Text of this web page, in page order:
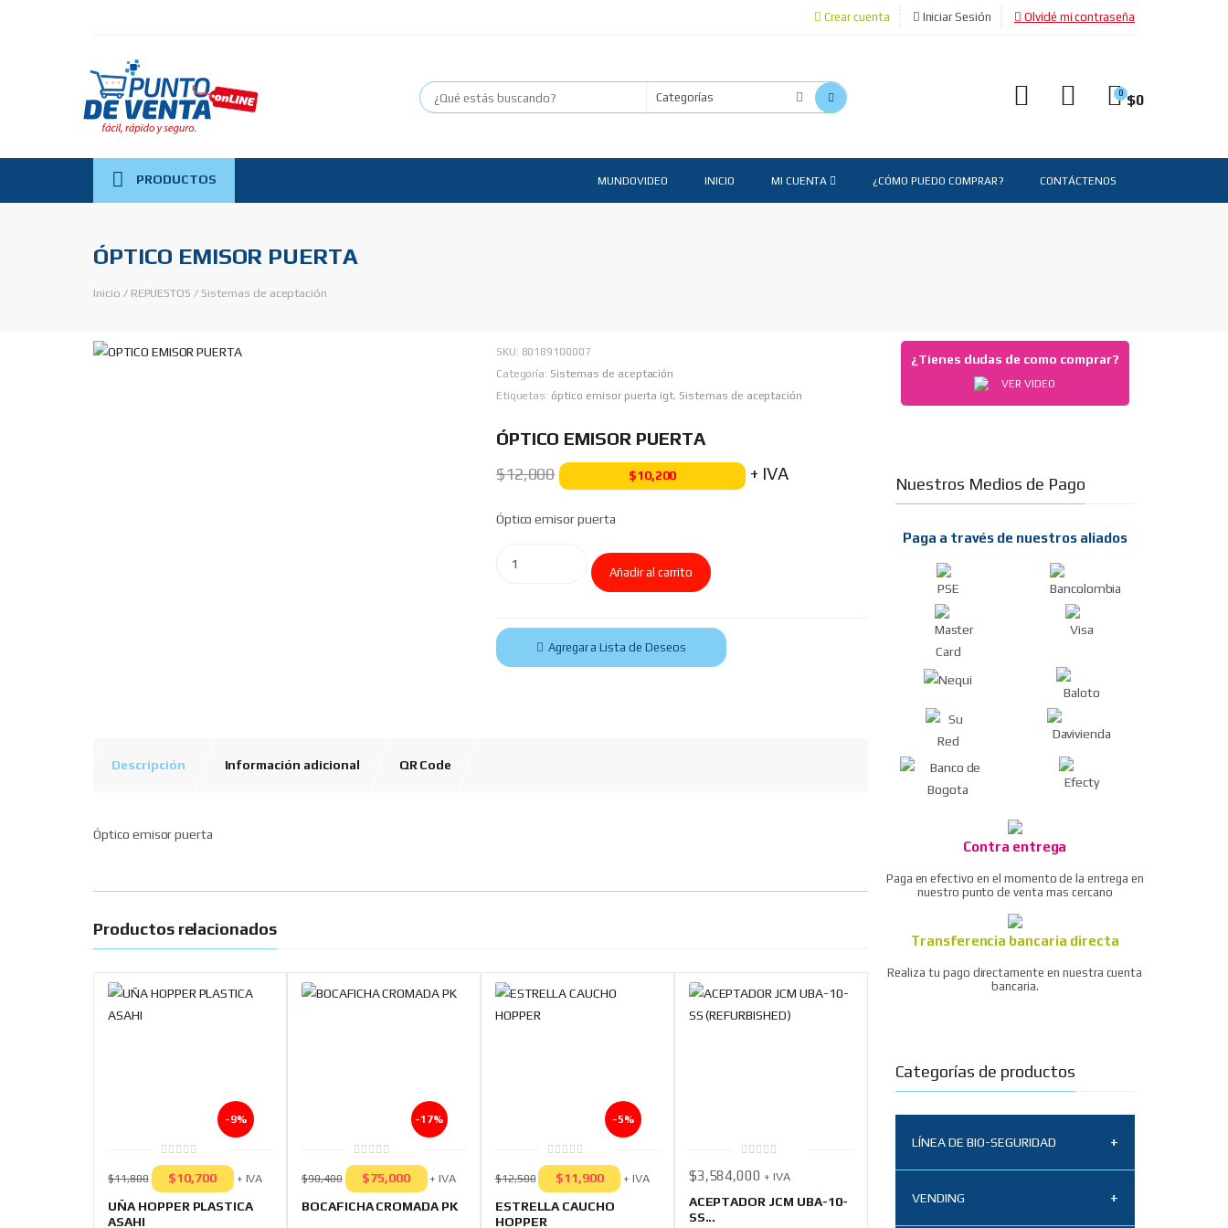
Crear cuenta Iniciar Sesión Olvidé mi contraseña
0 $0
PRODUCTOS MUNDOVIDEO INICIO MI CUENTA ¿CÓMO PUEDO COMPRAR? CONTÁCTENOS
ÓPTICO EMISOR PUERTA
Inicio / REPUESTOS / Sistemas de aceptación
SKU: 80189100007
Categoría: Sistemas de aceptación
Etiquetas: óptico emisor puerta igt, Sistemas de aceptación
ÓPTICO EMISOR PUERTA
$12,000 $10,200 + IVA
Óptico emisor puerta
Añadir al carrito
Agregar a Lista de Deseos
Descripción Información adicional QR Code
Óptico emisor puerta
Productos relacionados
-9%
0
out
of
$11,800 $10,700 + IVA
UÑA HOPPER PLASTICA
ASAHI
-17%
0
out
of
$90,400 $75,000 + IVA
BOCAFICHA CROMADA PK
-5%
0
out
of
$12,500 $11,900 + IVA
ESTRELLA CAUCHO
HOPPER
out
5
$3,584,000 + IVA
ACEPTADOR JCM UBA-10-
SS...
¿Tienes dudas de como comprar?
VER VIDEO
Nuestros Medios de Pago
Paga a través de nuestros aliados
Contra entrega
Paga en efectivo en el momento de la entrega en
nuestro punto de venta mas cercano
Transferencia bancaria directa
Realiza tu pago directamente en nuestra cuenta
bancaria.
Categorías de productos
LÍNEA DE BIO-SEGURIDAD
Tapabocas N95
VENDING